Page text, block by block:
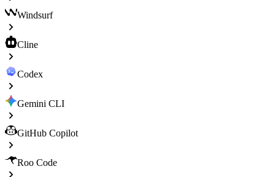
Windsurf
Cline
Codex
Gemini CLI
GitHub Copilot
Roo Code